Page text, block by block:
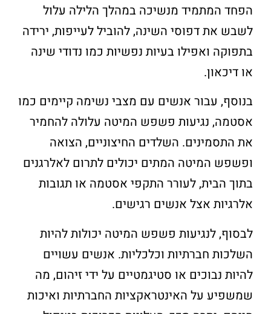
הפחד המתמיד מנשיכה במהלך הלילה עלול
לשבש את דפוסי השינה, להוביל לעייפות, ירידה
בתפוקה ואפילו בעיות נפשיות כמו נדודי שינה
או דיכאון.
בנוסף, עבור אנשים עם מצבי נשימה קיימים כמו
אסטמה, נגיעות פשפש המיטה עלולה להחמיר
את התסמינים. השלדים החיצוניים, הצואה
ופשפש המיטה המתים יכולים לתרום לאלרגנים
בתוך הבית, לעורר התקפי אסטמה או תגובות
אלרגיות אצל אנשים רגישים.
לבסוף, לנגיעות פשפש המיטה יכולות להיות
השלכות חברתיות וכלכליות. אנשים עשויים
להיות נבוכים או סטיגמטיים על ידי זיהום, מה
שמשפיע על האינטראקציות החברתיות ואיכות